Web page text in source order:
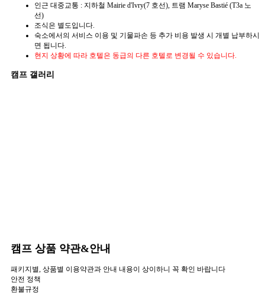
인근 대중교통 : 지하철 Mairie d'Ivry(7 호선), 트램 Maryse Bastié (T3a 노
선)
조식은 별도입니다.
숙소에서의 서비스 이용 및 기물파손 등 추가 비용 발생 시 개별 납부하시
면 됩니다.
현지 상황에 따라 호텔은 동급의 다른 호텔로 변경될 수 있습니다.
캠프 갤러리
캠프 상품 약관&안내
패키지별, 상품별 이용약관과 안내 내용이 상이하니 꼭 확인 바랍니다
안전 정책
환불규정